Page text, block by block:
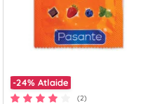
-24% Atlaide
(2)